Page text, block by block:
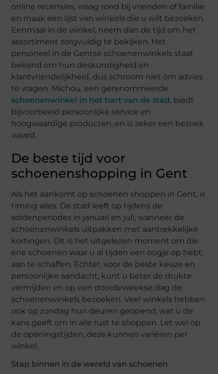
online recensies, vraag rond bij vrienden of familie
en maak een lijst van winkels die u wilt bezoeken.
Eenmaal in de winkel, neem dan de tijd om het
assortiment zorgvuldig te bekijken. Het
personeel in de Gentse schoenenwinkels staat
bekend om hun deskundigheid en
klantvriendelijkheid, dus schroom niet om advies
te vragen. Michou, een gerenommeerde
schoenenwinkel in het hart van de stad, biedt
bijvoorbeeld persoonlijke service en
hoogwaardige producten, en is zeker een bezoek
waard.
De beste tijd voor
schoenenshopping in Gent
Als het aankomt op schoenen shoppen in Gent, is
timing alles. De stad leeft op tijdens de
soldenperiodes in januari en juli, wanneer de
schoenenwinkels uitpakken met aantrekkelijke
kortingen. Dit is het uitgelezen moment om die
ene schoenen waar u al tijden een oogje op hebt,
aan te schaffen. Echter, voor de beste keuze en
persoonlijke aandacht, kunt u beter de drukte
vermijden en op een doordeweekse dag de
schoenenwinkels bezoeken. Veel winkels hebben
ook op zondag hun deuren geopend, wat u de
kans geeft om in alle rust te shoppen. Let wel op
de openingstijden, deze kunnen variëren per
winkel.
Stap binnen in de wereld van schoenen